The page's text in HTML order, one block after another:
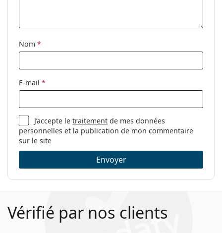
Nom *
E-mail *
J’accepte letraitement de mes données
personnelles et la publication de mon commentaire
sur le site
Envoyer
Vérifié par nos clients